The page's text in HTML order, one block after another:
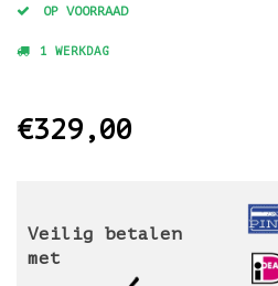
OP VOORRAAD
1 WERKDAG
€329,00
Veilig betalen
met